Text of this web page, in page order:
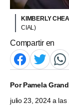
KIMBERLY
CIAL)
Compartir en
PorPamela
julio 23, 2024 a las